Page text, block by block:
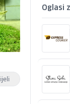
Oglasi